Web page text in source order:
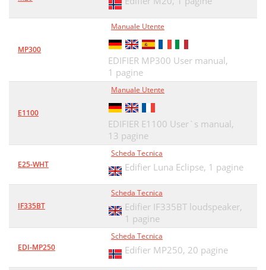
MP300
Manuale Utente
EDIFIER MP300 User manual,
1 pagine
E1100
Manuale Utente
EDIFIER E1100 User`s manual,
13 pagine
E25-WHT
Scheda Tecnica
Edifier Luna Eclipse, 1 pagine
IF335BT
Scheda Tecnica
Edifier IF335BT loudspeaker,
1 pagine
EDI-MP250
Scheda Tecnica
Edifier MP250, 20 pagine